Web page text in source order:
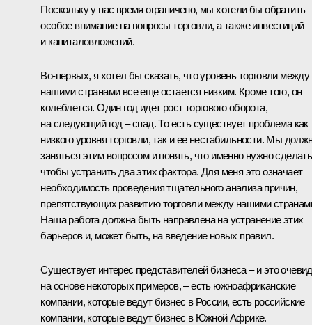
Поскольку у нас время ограничено, мы хотели бы обратить
особое внимание на вопросы торговли, а также инвестиций
и капиталовложений.
Во‑первых, я хотел бы сказать, что уровень торговли между
нашими странами все еще остается низким. Кроме того, он
колеблется. Один год идет рост торгового оборота,
на следующий год – спад. То есть существует проблема как
низкого уровня торговли, так и ее нестабильности. Мы
заняться этим вопросом и понять, что именно нужно
чтобы устранить два этих фактора. Для меня это означает
необходимость проведения тщательного анализа причин,
препятствующих развитию торговли между нашими
Наша работа должна быть направлена на устранение этих
барьеров и, может быть, на введение новых правил.
Существует интерес представителей бизнеса – и это
на основе некоторых примеров, – есть южноафриканские
компании, которые ведут бизнес в России, есть российские
компании, которые ведут бизнес в Южной Африке.